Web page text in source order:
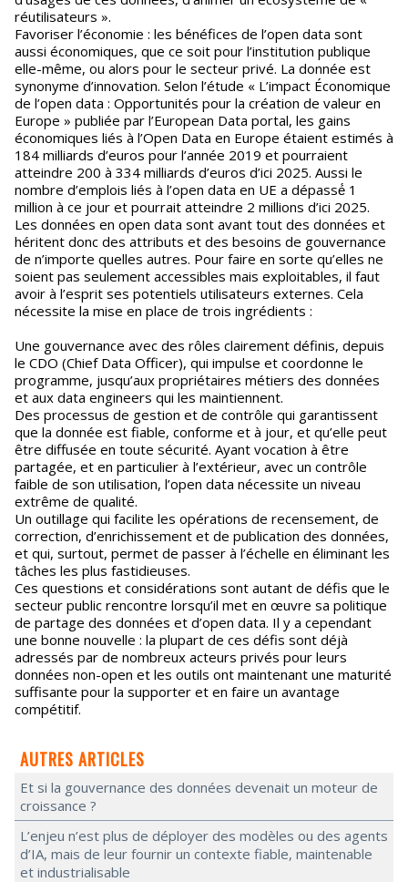
réutilisateurs ».
Favoriser l’économie : les bénéfices de l’open data sont
aussi économiques, que ce soit pour l’institution publique
elle-même, ou alors pour le secteur privé. La donnée est
synonyme d’innovation. Selon l’étude « L’impact Économique
de l’open data : Opportunités pour la création de valeur en
Europe » publiée par l’European Data portal, les gains
économiques liés à l’Open Data en Europe étaient estimés à
184 milliards d’euros pour l’année 2019 et pourraient
atteindre 200 à 334 milliards d’euros d’ici 2025. Aussi le
nombre d’emplois liés à l’open data en UE a dépassé́ 1
million à ce jour et pourrait atteindre 2 millions d’ici 2025.
Les données en open data sont avant tout des données et
héritent donc des attributs et des besoins de gouvernance
de n’importe quelles autres. Pour faire en sorte qu’elles ne
soient pas seulement accessibles mais exploitables, il faut
avoir à l’esprit ses potentiels utilisateurs externes. Cela
nécessite la mise en place de trois ingrédients :
Une gouvernance avec des rôles clairement définis, depuis
le CDO (Chief Data Officer), qui impulse et coordonne le
programme, jusqu’aux propriétaires métiers des données
et aux data engineers qui les maintiennent.
Des processus de gestion et de contrôle qui garantissent
que la donnée est fiable, conforme et à jour, et qu’elle peut
être diffusée en toute sécurité. Ayant vocation à être
partagée, et en particulier à l’extérieur, avec un contrôle
faible de son utilisation, l’open data nécessite un niveau
extrême de qualité.
Un outillage qui facilite les opérations de recensement, de
correction, d’enrichissement et de publication des données,
et qui, surtout, permet de passer à l’échelle en éliminant les
tâches les plus fastidieuses.
Ces questions et considérations sont autant de défis que le
secteur public rencontre lorsqu’il met en œuvre sa politique
de partage des données et d’open data. Il y a cependant
une bonne nouvelle : la plupart de ces défis sont déjà
adressés par de nombreux acteurs privés pour leurs
données non-open et les outils ont maintenant une maturité
suffisante pour la supporter et en faire un avantage
compétitif.
AUTRES ARTICLES
Et si la gouvernance des données devenait un moteur de
croissance ?
L’enjeu n’est plus de déployer des modèles ou des agents
d’IA, mais de leur fournir un contexte fiable, maintenable
et industrialisable